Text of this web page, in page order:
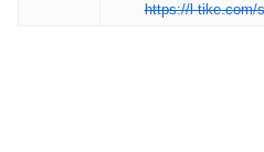
https://l-tike.com/